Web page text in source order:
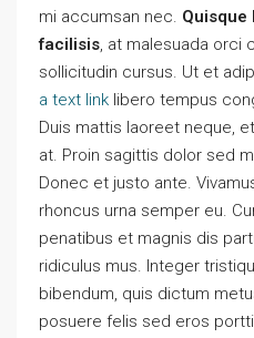
mi accumsan nec. Quisque
facilisis, at malesuada orci
sollicitudin cursus. Ut et
a text link libero tempus
Duis mattis laoreet neque,
at. Proin sagittis dolor sed
Donec et justo ante.
rhoncus urna semper eu.
penatibus et magnis dis
ridiculus mus. Integer
bibendum, quis dictum
posuere felis sed eros